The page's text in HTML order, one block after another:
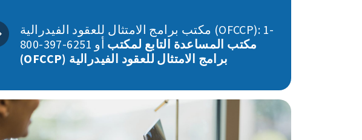
مكتب برامج الامتثال للعقود الفيدرالية (OFCCP): ‎1-
مكتب المساعدة التابع لمكتب
برامج الامتثال للعقود الفيدرالية (OFCCP)